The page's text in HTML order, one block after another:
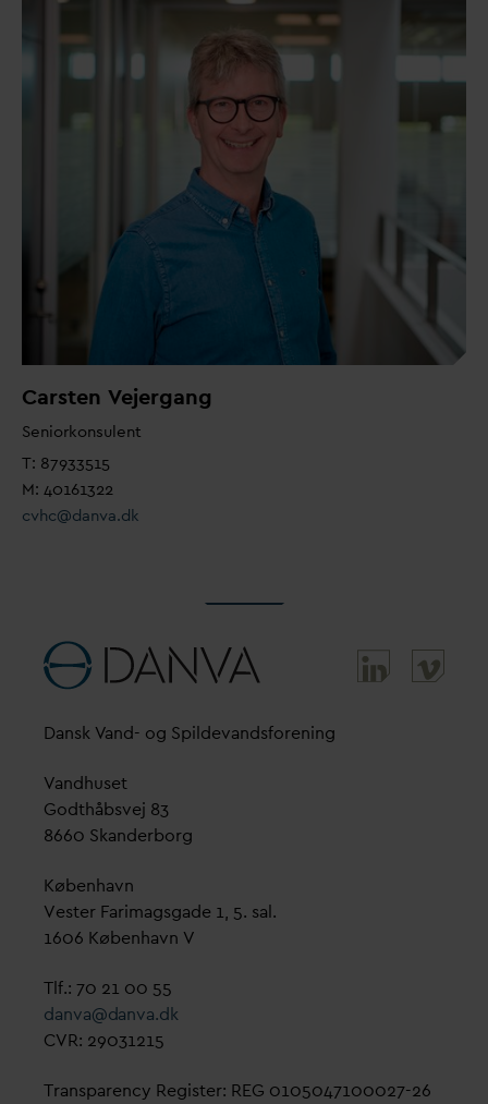
Carsten Vejergang
Seniorkonsulent
T: 87933515
M: 40161322
cvhc@danva.dk
Dansk Vand- og Spildevandsforening
Vandhuset
Godthåbsvej 83
8660 Skanderborg
København
Vester Farimagsgade 1, 5. sal.
1606 København V
Tlf.: 70 21 00 55
danva@danva.dk
CVR: 29031215
Transparency Register: REG 0105047100027-26